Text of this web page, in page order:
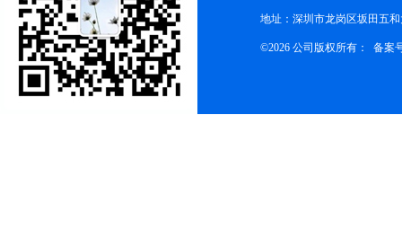
地址：深圳市龙岗区坂田五
©2026 公司版权所有： 备案